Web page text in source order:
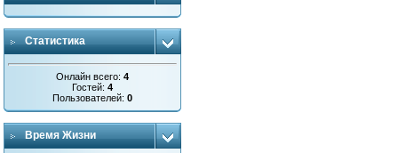
Статистика
Онлайн всего:4
Гостей:4
Пользователей:0
Время Жизни